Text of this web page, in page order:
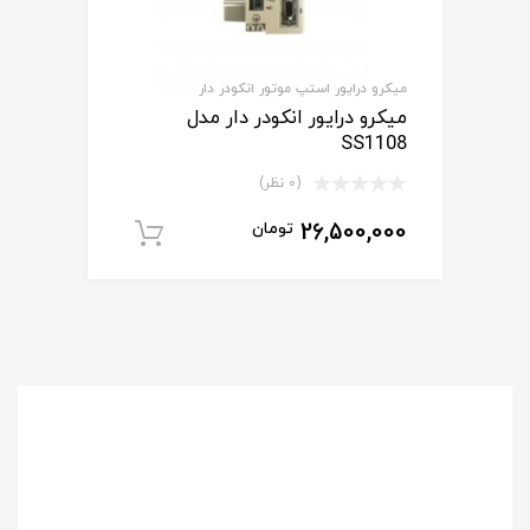
میکرو درایور استپ موتور انکودر دار
میکرو درایور انکودر دار مدل
SS1108
(0 نظر)
26,500,000 تومان